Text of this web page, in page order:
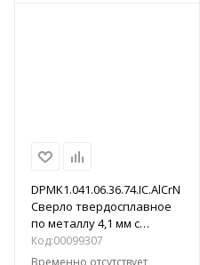
DPMK1.041.06.36.74.IC.AlCrN
Сверло твердосплавное
по металлу 4,1 мм с
каналами для подвода
СОЖ
Код:00099307
Временно отсутствует